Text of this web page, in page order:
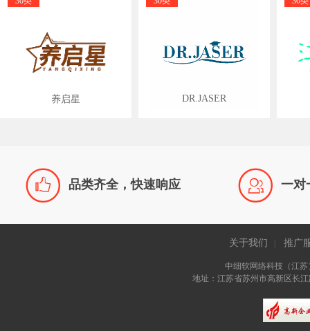
养启星 DR.JASER
 品类齐全，快速响应  一对
关于我们 推广
中细软网络科技（江
地址：江苏省苏州市高新区长